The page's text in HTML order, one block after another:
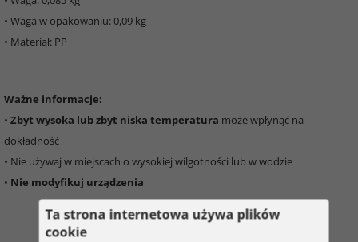
• Waga w opakowaniu: 0,09 kg
• Materiał: PP
Ważne informacje:
• Zbyt wysoka lub zbyt niska temperatura może wpłynąć na
dokładność
• Nie używaj w miejscach o wysokiej wilgotności lub w wodzie
• Nie modyfikuj urządzenia
Ta strona internetowa używa plików
cookie